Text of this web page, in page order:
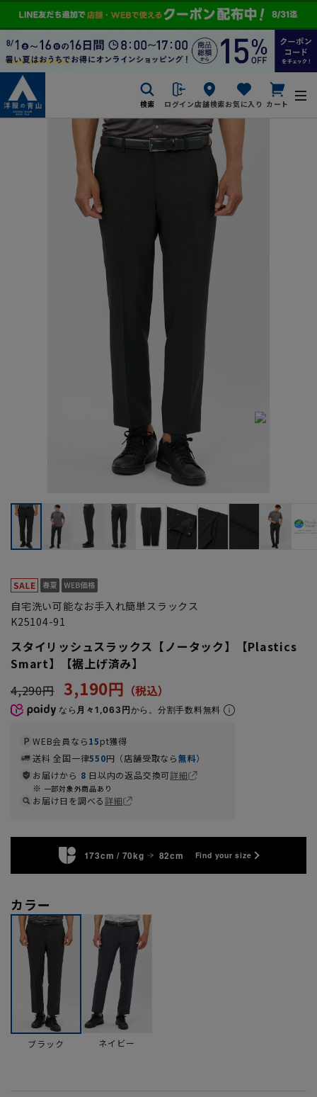
検索 ログイン店舗検索お気に入り カート
自宅洗い可能なお手入れ簡単スラックス
K25104-91
スタイリッシュスラックス【ノータック】【Plastics
Smart】【裾上げ済み】
4,290円 3,190円
なら 月々1,063円から。分割手数料無料
WEB会員なら15pt獲得
送料 全国一律550円（店舗受取なら無料）
お届けから 8 日以内の返品交換可詳細
一部対象外商品あり
お届け日を調べる詳細
173cm / 70kg 82cm Find your size
カラー
ブラック ネイビー